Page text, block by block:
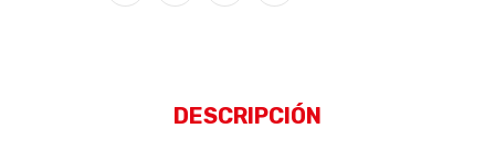
DESCRIPCIÓN